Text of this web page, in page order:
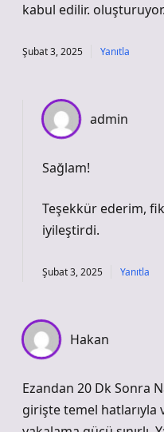
kabul edilir. oluşturuyor.
Şubat 3, 2025 Yanıtla
admin
Sağlam!
Teşekkür ederim,
iyileştirdi.
Şubat 3, 2025 Yanıtla
Hakan
Ezandan 20 Dk Sonra
girişte temel hatlarıyla